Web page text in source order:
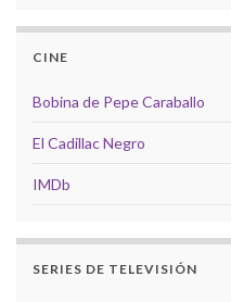
CINE
Bobina de Pepe Caraballo
El Cadillac Negro
IMDb
SERIES DE TELEVISIÓN